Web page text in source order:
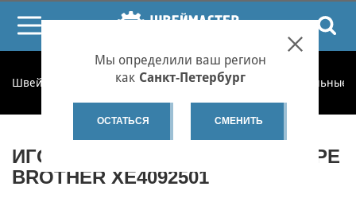
Мы определили ваш регион
как Санкт-Петербург
ОСТАТЬСЯ СМЕНИТЬ
Швеймастер Запчасти Запчасти по категориям
ИГОЛЬНАЯ ПЛАСТИНА А В СБОРЕ
BROTHER XE4092501